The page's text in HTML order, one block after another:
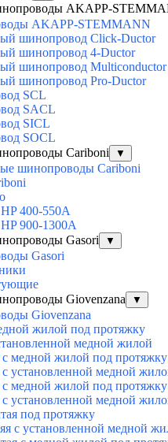
AKAPP-
AKAPP-STEMMANN
шинопровод Click-Ductor
шинопровод 4-Ductor
шинопровод Multiconductor
шинопровод Pro-Ductor
SCL
SACL
SICL
SOCL
Cariboni
▼
шинопроводы Cariboni
400-550A
900-1300A
Gasori
▼
Gasori
Giovenzana
▼
Giovenzana
жилой под протяжку
медной жилой
медной жилой под протяжку
установленной медной
медной жилой под протяжку
установленной медной
под протяжку
с установленной медной